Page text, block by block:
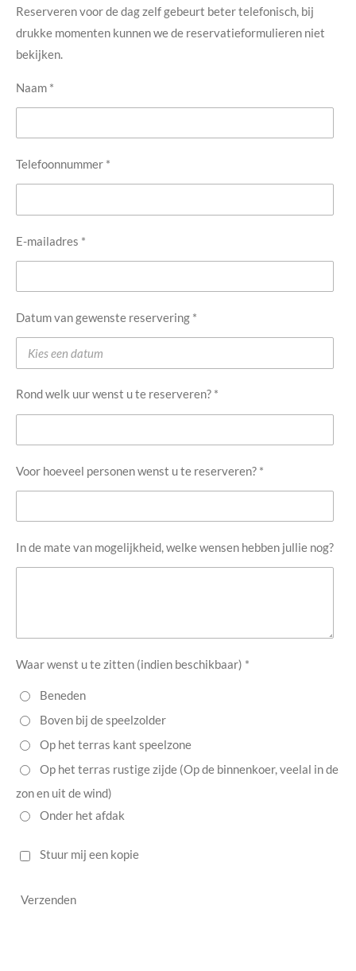
Reserveren voor de dag zelf gebeurt beter telefonisch, bij
drukke momenten kunnen we de reservatieformulieren niet
bekijken.
Naam *
Telefoonnummer *
E-mailadres *
Datum van gewenste reservering *
Rond welk uur wenst u te reserveren? *
Voor hoeveel personen wenst u te reserveren? *
In de mate van mogelijkheid, welke wensen hebben jullie nog?
Waar wenst u te zitten (indien beschikbaar) *
Beneden
Boven bij de speelzolder
Op het terras kant speelzone
Op het terras rustige zijde (Op de binnenkoer, veelal in de
zon en uit de wind)
Onder het afdak
Stuur mij een kopie
Verzenden